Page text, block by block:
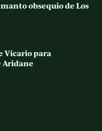
obsequio de Los
Vicario para
Aridane